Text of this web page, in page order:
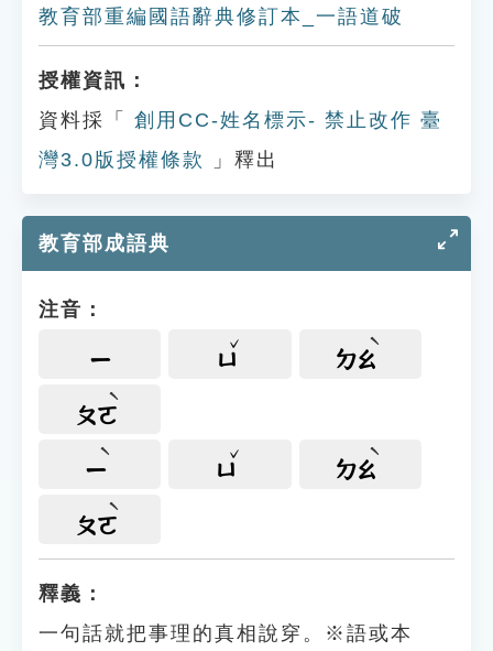
教育部重編國語辭典修訂本_一語道破
授權資訊：
資料採「
創用CC-姓名標示- 禁止改作 臺
灣3.0版授權條款
」釋出
教育部成語典
注音：
ㄧ ㄩ ㄉㄠ
ㄆㄛ
ㄧ ㄩ ㄉㄠ
ㄆㄛ
釋義：
一句話就把事理的真相說穿。※語或本